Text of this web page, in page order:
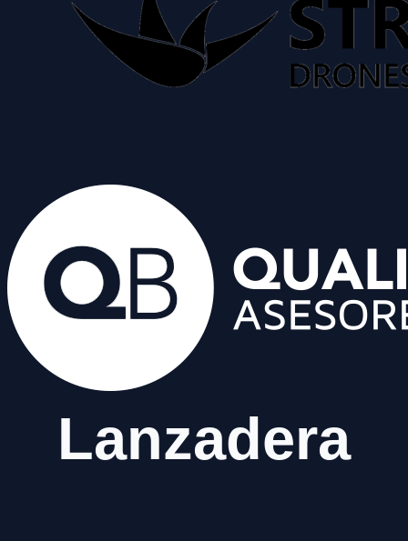
Lanzadera